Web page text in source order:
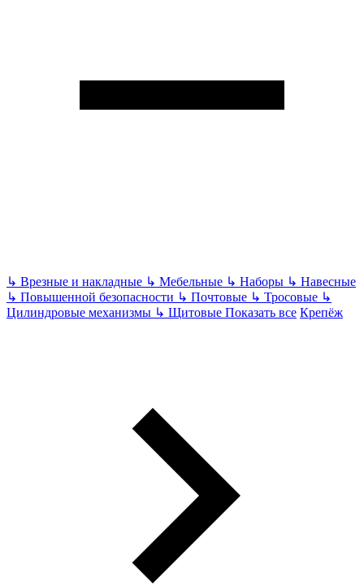
↳ Врезные и накладные ↳ Мебельные ↳ Наборы ↳ Навесные
↳ Повышенной безопасности ↳ Почтовые ↳ Тросовые ↳
Цилиндровые механизмы ↳ Щитовые Показать все Крепёж